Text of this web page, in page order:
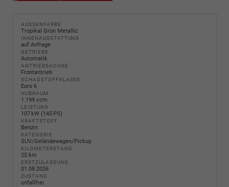
AUSSENFARBE
Tropikal Grün Metallic
INNENAUSSTATTUNG
auf Anfrage
GETRIEBE
Automatik
ANTRIEBSACHSE
Frontantrieb
SCHADSTOFFKLASSE
Euro 6
HUBRAUM
1.199 ccm
LEISTUNG
107 kW (145 PS)
KRAFTSTOFF
Benzin
KATEGORIE
SUV/Geländewagen/Pickup
KILOMETERSTAND
25 km
ERSTZULASSUNG
01.08.2026
ZUSTAND
unfallfrei